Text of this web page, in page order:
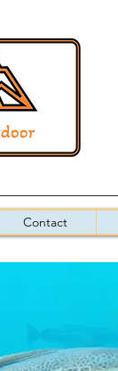
Contact